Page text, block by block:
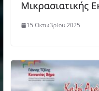
Μικρασιατικής
15 Οκτωβρίου 2025